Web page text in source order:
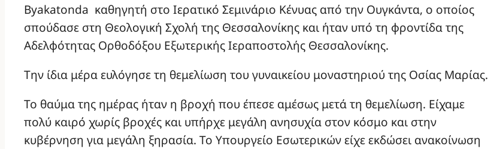
Byakatonda καθηγητή στο Ιερατικό Σεμινάριο Κένυας από την Ουγκάντα, ο οποίος
σπούδασε στη Θεολογική Σχολή της Θεσσαλονίκης και ήταν υπό τη φροντίδα της
Αδελφότητας Ορθοδόξου Εξωτερικής Ιεραποστολής Θεσσαλονίκης.
Την ίδια μέρα ευλόγησε τη θεμελίωση του γυναικείου μοναστηριού της Οσίας Μαρίας.
Το θαύμα της ημέρας ήταν η βροχή που έπεσε αμέσως μετά τη θεμελίωση. Είχαμε
πολύ καιρό χωρίς βροχές και υπήρχε μεγάλη ανησυχία στον κόσμο και στην
κυβέρνηση για μεγάλη ξηρασία. Το Υπουργείο Εσωτερικών είχε εκδώσει ανακοίνωση